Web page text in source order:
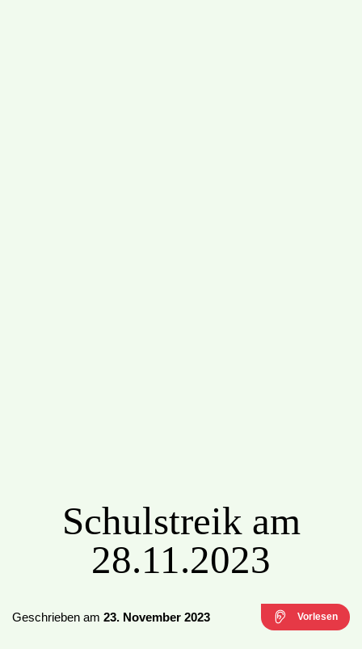
Schulstreik am
28.11.2023
Geschrieben am 23. November 2023 Vorlesen